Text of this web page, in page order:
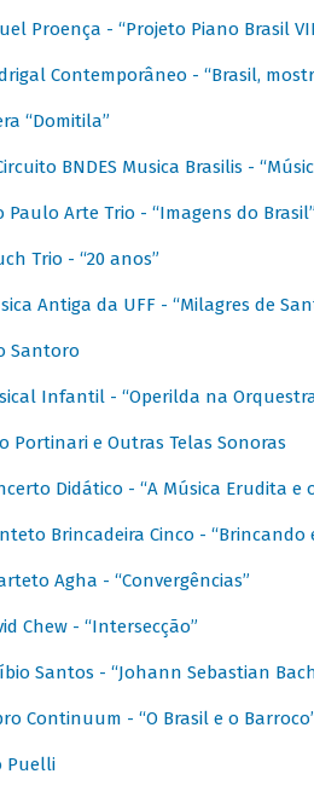
Proença - “Projeto Piano Brasil
Contemporâneo - “Brasil,
“Domitila”
BNDES Musica Brasilis -
Paulo Arte Trio - “Imagens do Brasil”
Trio - “20 anos”
Antiga da UFF - “Milagres de
Santoro
Infantil - “Operilda na
Portinari e Outras Telas Sonoras
Didático - “A Música Erudita e
Brincadeira Cinco - “Brincando
Agha - “Convergências”
Chew - “Intersecção”
Santos - “Johann Sebastian
Continuum - “O Brasil e o
Puelli